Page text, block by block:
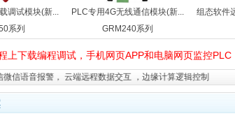
调试模块(新...
系列
PLC专用4G无线通信模块(新...
GRM240系列
组态软件
上下载编程调试，手机网页APP和电脑网页监控
音报警， 云端远程数据交互 ，边缘计算逻辑控制